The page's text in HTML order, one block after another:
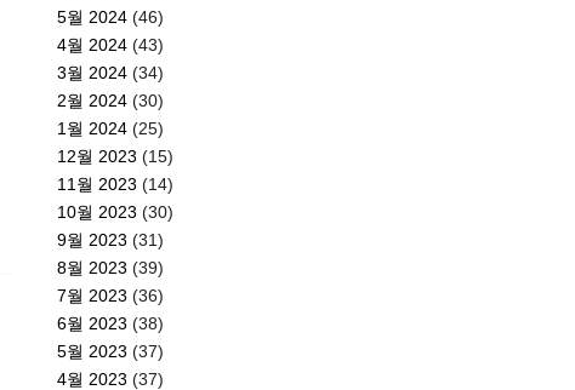
5월 2024 (46)
4월 2024 (43)
3월 2024 (34)
2월 2024 (30)
1월 2024 (25)
12월 2023 (15)
11월 2023 (14)
10월 2023 (30)
9월 2023 (31)
8월 2023 (39)
7월 2023 (36)
6월 2023 (38)
5월 2023 (37)
4월 2023 (37)